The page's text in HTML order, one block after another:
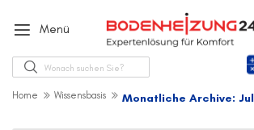
Menü
Suche
Home Wissensbasis Monatliche Archive: